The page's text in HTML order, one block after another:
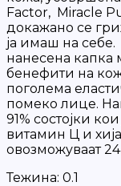
Factor, Miracle
докажано се
ја имаш на
нанесена капка
бенефити на
поголема
помеко лице.
91% состојки
витамин Ц и
овозможуваат
Тежина: 0.1